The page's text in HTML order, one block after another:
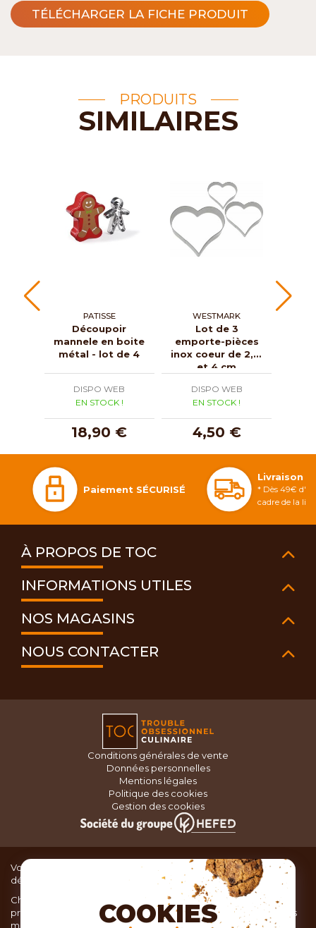
TÉLÉCHARGER LA FICHE PRODUIT
PRODUITS
SIMILAIRES
PATISSE
Découpoir
mannele en boite
métal - lot de 4
DISPO WEB
EN STOCK !
18,90 €
WESTMARK
Lot de 3
emporte-pièces
inox coeur de 2, 3
et 4 cm
DISPO WEB
EN STOCK !
4,50 €
Paiement SÉCURISÉ
Livraison
* Dès 49€
cadre de la
À PROPOS DE TOC
INFORMATIONS UTILES
NOS MAGASINS
NOUS CONTACTER
Conditions générales de vente
Données personnelles
Mentions légales
Politique des cookies
Gestion des cookies
Vous recherchez du matériel de cuisine pour concocter de
délicieux plats ou des pâtisseries dignes d’un grand chef ?
Chez TOC, boutique d’ustensiles de cuisine, nous vous
proposons une large sélection de produits issus des meilleures
marques de matériel de cuisine: Ustensiles de pâtisserie,
COOKIES